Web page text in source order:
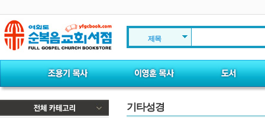
제목
기타성경